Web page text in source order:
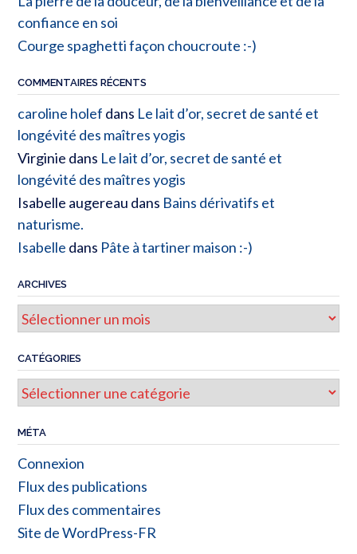
confiance en soi
Courge spaghetti façon choucroute :-)
COMMENTAIRES RÉCENTS
caroline holef dans Le lait d’or, secret de santé et
longévité des maîtres yogis
Virginie dans Le lait d’or, secret de santé et
longévité des maîtres yogis
Isabelle augereau dans Bains dérivatifs et
naturisme.
Isabelle dans Pâte à tartiner maison :-)
ARCHIVES
CATÉGORIES
MÉTA
Connexion
Flux des publications
Flux des commentaires
Site de WordPress-FR